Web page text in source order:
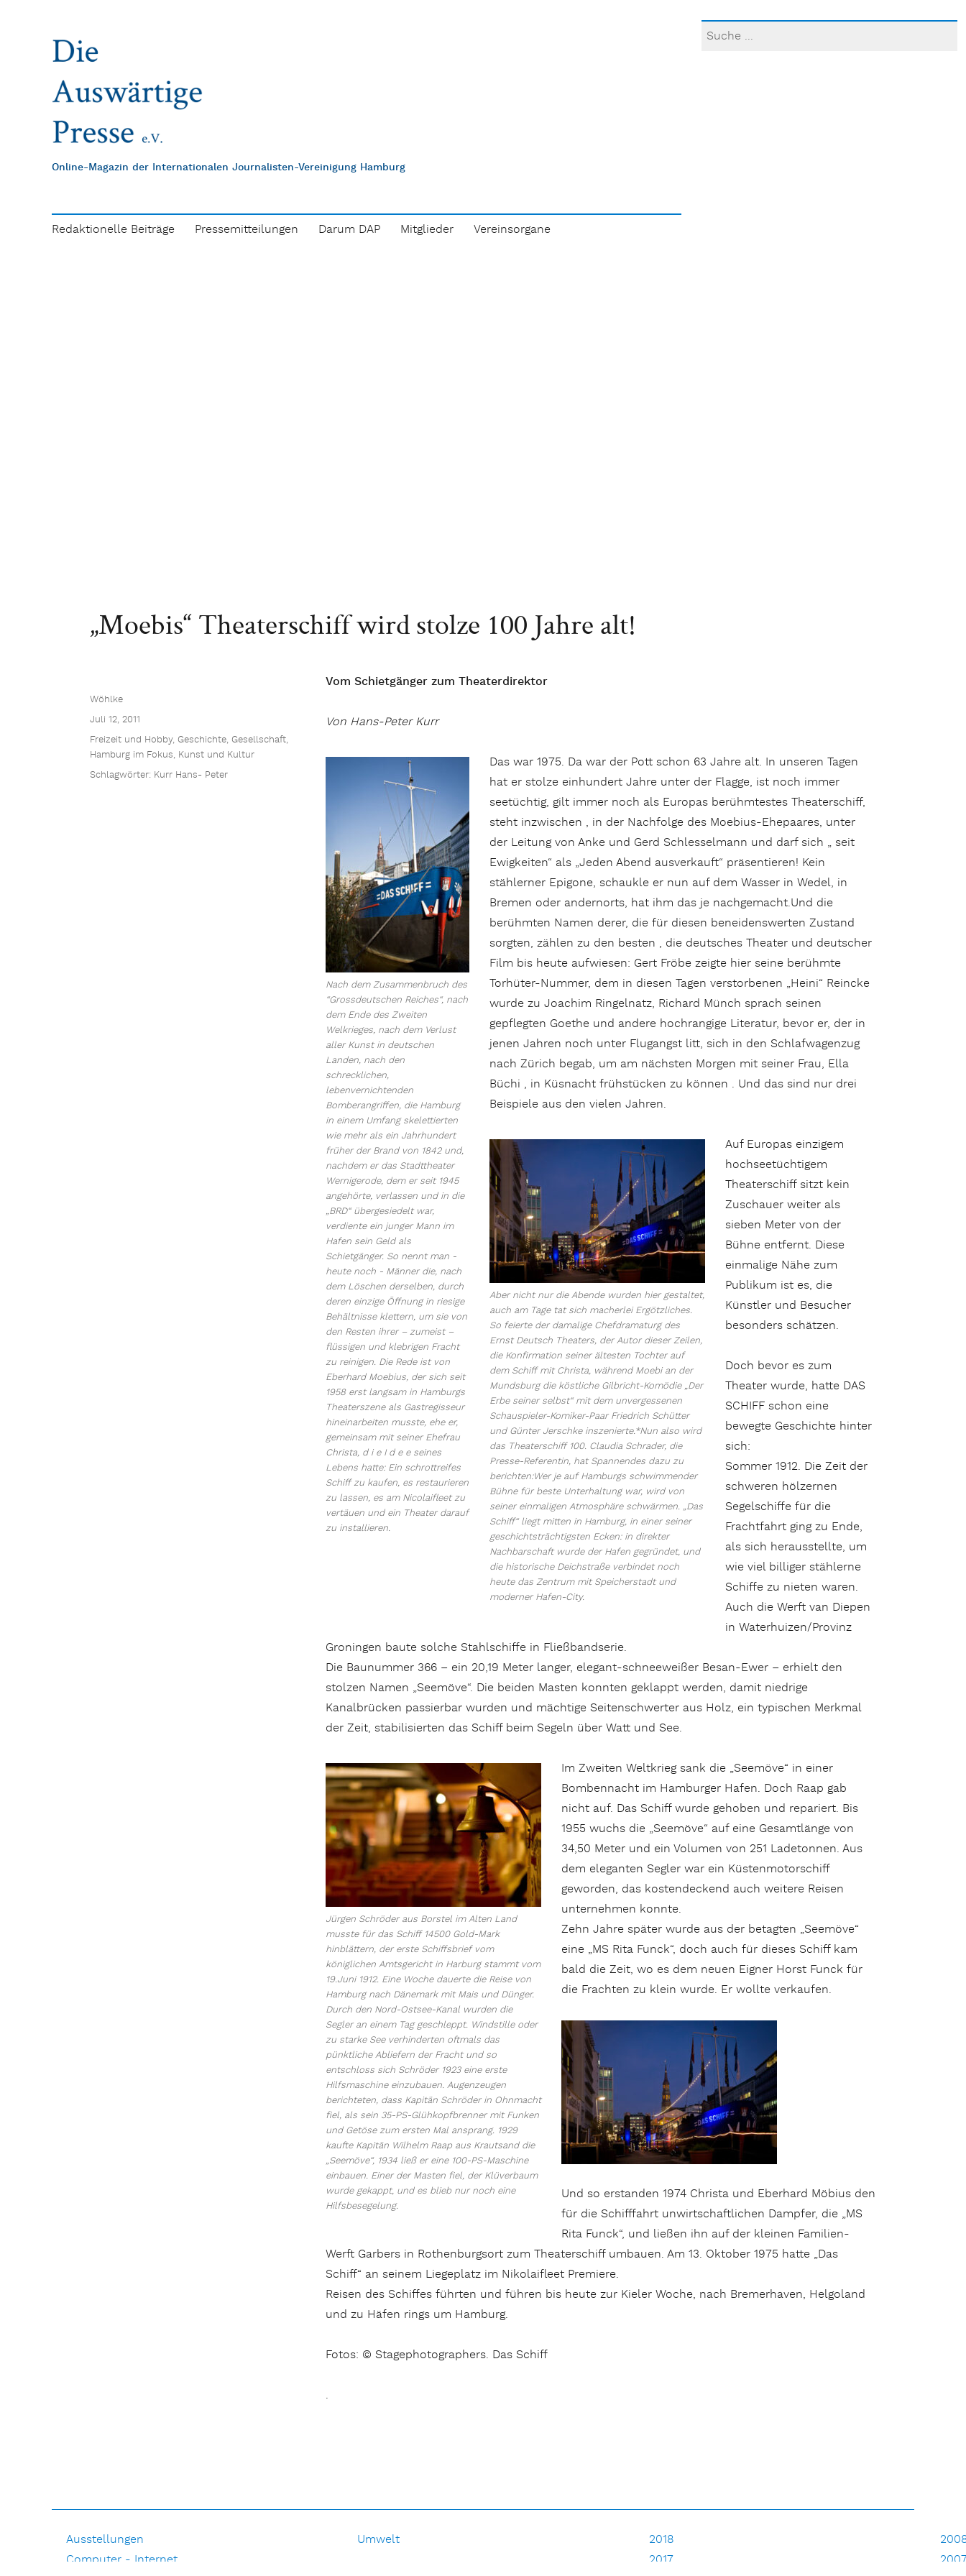
Online-Magazin der Internationalen Journalisten-Vereinigung Hamburg
Redaktionelle Beiträge Pressemitteilungen Darum DAP Mitglieder Vereinsorgane
„Moebis“ Theaterschiff wird stolze 100 Jahre alt!
Vom Schietgänger zum Theaterdirektor
Von Hans-Peter Kurr
Nach dem Zusammenbruch des
“Grossdeutschen Reiches“, nach
dem Ende des Zweiten
Welkrieges, nach dem Verlust
aller Kunst in deutschen
Landen, nach den
schrecklichen,
lebenvernichtenden
Bomberangriffen, die Hamburg
in einem Umfang skelettierten
wie mehr als ein Jahrhundert
früher der Brand von 1842 und,
nachdem er das Stadttheater
Wernigerode, dem er seit 1945
angehörte, verlassen und in die
„BRD“ übergesiedelt war,
verdiente ein junger Mann im
Hafen sein Geld als
Schietgänger. So nennt man -
heute noch - Männer die, nach
dem Löschen derselben, durch
deren einzige Öffnung in riesige
Behältnisse klettern, um sie von
den Resten ihrer – zumeist –
flüssigen und klebrigen Fracht
zu reinigen. Die Rede ist von
Eberhard Moebius, der sich seit
1958 erst langsam in Hamburgs
Theaterszene als Gastregisseur
hineinarbeiten musste, ehe er,
gemeinsam mit seiner Ehefrau
Christa, d i e I d e e seines
Lebens hatte: Ein schrottreifes
Schiff zu kaufen, es restaurieren
zu lassen, es am Nicolaifleet zu
vertäuen und ein Theater darauf
zu installieren.
Das war 1975. Da war der Pott schon 63 Jahre alt. In unseren Tagen
hat er stolze einhundert Jahre unter der Flagge, ist noch immer
seetüchtig, gilt immer noch als Europas berühmtestes Theaterschiff,
steht inzwischen , in der Nachfolge des Moebius-Ehepaares, unter
der Leitung von Anke und Gerd Schlesselmann und darf sich „ seit
Ewigkeiten“ als „Jeden Abend ausverkauft“ präsentieren! Kein
stählerner Epigone, schaukle er nun auf dem Wasser in Wedel, in
Bremen oder andernorts, hat ihm das je nachgemacht.Und die
berühmten Namen derer, die für diesen beneidenswerten Zustand
sorgten, zählen zu den besten , die deutsches Theater und deutscher
Film bis heute aufwiesen: Gert Fröbe zeigte hier seine berühmte
Torhüter-Nummer, dem in diesen Tagen verstorbenen „Heini“ Reincke
wurde zu Joachim Ringelnatz, Richard Münch sprach seinen
gepflegten Goethe und andere hochrangige Literatur, bevor er, der in
jenen Jahren noch unter Flugangst litt, sich in den Schlafwagenzug
nach Zürich begab, um am nächsten Morgen mit seiner Frau, Ella
Büchi , in Küsnacht frühstücken zu können . Und das sind nur drei
Beispiele aus den vielen Jahren.
Aber nicht nur die Abende wurden hier gestaltet,
auch am Tage tat sich macherlei Ergötzliches.
So feierte der damalige Chefdramaturg des
Ernst Deutsch Theaters, der Autor dieser Zeilen,
die Konfirmation seiner ältesten Tochter auf
dem Schiff mit Christa, während Moebi an der
Mundsburg die köstliche Gilbricht-Komödie „Der
Erbe seiner selbst“ mit dem unvergessenen
Schauspieler-Komiker-Paar Friedrich Schütter
und Günter Jerschke inszenierte.*Nun also wird
das Theaterschiff 100. Claudia Schrader, die
Presse-Referentin, hat Spannendes dazu zu
berichten:Wer je auf Hamburgs schwimmender
Bühne für beste Unterhaltung war, wird von
seiner einmaligen Atmosphäre schwärmen. „Das
Schiff“ liegt mitten in Hamburg, in einer seiner
geschichtsträchtigsten Ecken: in direkter
Nachbarschaft wurde der Hafen gegründet, und
die historische Deichstraße verbindet noch
heute das Zentrum mit Speicherstadt und
moderner Hafen-City.
Auf Europas einzigem
hochseetüchtigem
Theaterschiff sitzt kein
Zuschauer weiter als
sieben Meter von der
Bühne entfernt. Diese
einmalige Nähe zum
Publikum ist es, die
Künstler und Besucher
besonders schätzen.
Doch bevor es zum
Theater wurde, hatte DAS
SCHIFF schon eine
bewegte Geschichte hinter
sich:
Sommer 1912. Die Zeit der
schweren hölzernen
Segelschiffe für die
Frachtfahrt ging zu Ende,
als sich herausstellte, um
wie viel billiger stählerne
Schiffe zu nieten waren.
Auch die Werft van Diepen
in Waterhuizen/Provinz
Groningen baute solche Stahlschiffe in Fließbandserie.
Die Baunummer 366 – ein 20,19 Meter langer, elegant-schneeweißer Besan-Ewer – erhielt den
stolzen Namen „Seemöve“. Die beiden Masten konnten geklappt werden, damit niedrige
Kanalbrücken passierbar wurden und mächtige Seitenschwerter aus Holz, ein typischen Merkmal
der Zeit, stabilisierten das Schiff beim Segeln über Watt und See.
Jürgen Schröder aus Borstel im Alten Land
musste für das Schiff 14500 Gold-Mark
hinblättern, der erste Schiffsbrief vom
königlichen Amtsgericht in Harburg stammt vom
19.Juni 1912. Eine Woche dauerte die Reise von
Hamburg nach Dänemark mit Mais und Dünger.
Durch den Nord-Ostsee-Kanal wurden die
Segler an einem Tag geschleppt. Windstille oder
zu starke See verhinderten oftmals das
pünktliche Abliefern der Fracht und so
entschloss sich Schröder 1923 eine erste
Hilfsmaschine einzubauen. Augenzeugen
berichteten, dass Kapitän Schröder in Ohnmacht
fiel, als sein 35-PS-Glühkopfbrenner mit Funken
und Getöse zum ersten Mal ansprang. 1929
kaufte Kapitän Wilhelm Raap aus Krautsand die
„Seemöve“, 1934 ließ er eine 100-PS-Maschine
einbauen. Einer der Masten fiel, der Klüverbaum
wurde gekappt, und es blieb nur noch eine
Hilfsbesegelung.
Im Zweiten Weltkrieg sank die „Seemöve“ in einer
Bombennacht im Hamburger Hafen. Doch Raap gab
nicht auf. Das Schiff wurde gehoben und repariert. Bis
1955 wuchs die „Seemöve“ auf eine Gesamtlänge von
34,50 Meter und ein Volumen von 251 Ladetonnen. Aus
dem eleganten Segler war ein Küstenmotorschiff
geworden, das kostendeckend auch weitere Reisen
unternehmen konnte.
Zehn Jahre später wurde aus der betagten „Seemöve“
eine „MS Rita Funck“, doch auch für dieses Schiff kam
bald die Zeit, wo es dem neuen Eigner Horst Funck für
die Frachten zu klein wurde. Er wollte verkaufen.
Und so erstanden 1974 Christa und Eberhard Möbius den
für die Schifffahrt unwirtschaftlichen Dampfer, die „MS
Rita Funck“, und ließen ihn auf der kleinen Familien-
Werft Garbers in Rothenburgsort zum Theaterschiff umbauen. Am 13. Oktober 1975 hatte „Das
Schiff“ an seinem Liegeplatz im Nikolaifleet Premiere.
Reisen des Schiffes führten und führen bis heute zur Kieler Woche, nach Bremerhaven, Helgoland
und zu Häfen rings um Hamburg.
Fotos: © Stagephotographers. Das Schiff
.
Wöhlke
Juli 12, 2011
Freizeit und Hobby, Geschichte, Gesellschaft,
Hamburg im Fokus, Kunst und Kultur
Schlagwörter: Kurr Hans- Peter
Ausstellungen
Computer - Internet
Umwelt
2018
2017